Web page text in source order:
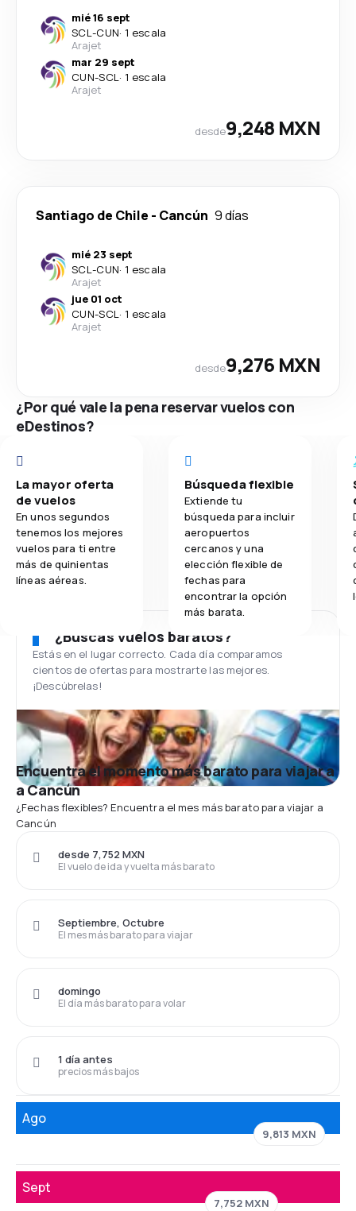
mié 16 sept
SCL-CUN· 1 escala
Arajet
mar 29 sept
CUN-SCL· 1 escala
Arajet
desde9,248 MXN
Santiago de Chile - Cancún 9 días
mié 23 sept
SCL-CUN· 1 escala
Arajet
jue 01 oct
CUN-SCL· 1 escala
Arajet
desde9,276 MXN
¿Por qué vale la pena reservar vuelos con
eDestinos?
La mayor oferta
de vuelos
En unos segundos
tenemos los mejores
vuelos para ti entre
más de quinientas
líneas aéreas.
Búsqueda flexible
Extiende tu
búsqueda para incluir
aeropuertos
cercanos y una
elección flexible de
fechas para
encontrar la opción
más barata.
¿Buscas vuelos baratos?
Estás en el lugar correcto. Cada día comparamos
cientos de ofertas para mostrarte las mejores.
¡Descúbrelas!
Encuentra el momento más barato para viajar a
a Cancún
¿Fechas flexibles? Encuentra el mes más barato para viajar a
Cancún
El vuelo de ida y vuelta más barato
desde 7,752 MXN
El mes más barato para viajar
Septiembre, Octubre
El día más barato para volar
domingo
precios más bajos
1 día antes
Ago
9,813 MXN
Sept
7,752 MXN